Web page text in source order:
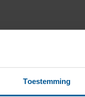
Toestemming